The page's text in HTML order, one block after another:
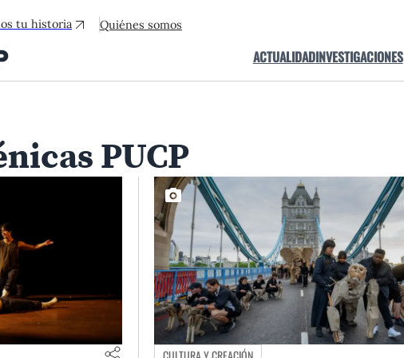
tu historia Quiénes somos
ACTUALIDADINVESTIGACIONES
PUCP